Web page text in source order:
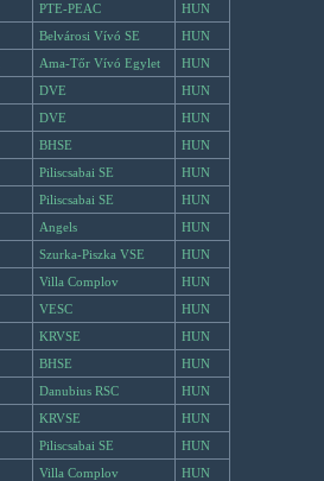
PTE-PEAC
HUN
Belvárosi Vívó SE
HUN
Ama-Tőr Vívó Egylet
HUN
DVE
HUN
DVE
HUN
BHSE
HUN
Piliscsabai SE
HUN
Piliscsabai SE
HUN
Angels
HUN
Szurka-Piszka VSE
HUN
Villa Complov
HUN
VESC
HUN
KRVSE
HUN
BHSE
HUN
Danubius RSC
HUN
KRVSE
HUN
Piliscsabai SE
HUN
Villa Complov
HUN